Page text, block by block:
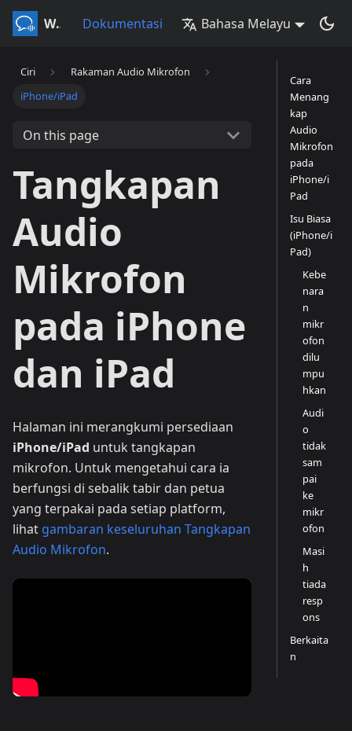
Whisperr Dokumentasi Bahasa Melayu
Ciri
Rakaman Audio Mikrofon
iPhone/iPad
On this page
Tangkapan
Audio
Mikrofon
pada iPhone
dan iPad
Halaman ini merangkumi persediaan
iPhone/iPad untuk tangkapan
mikrofon. Untuk mengetahui cara ia
berfungsi di sebalik tabir dan petua
yang terpakai pada setiap platform,
lihat gambaran keseluruhan Tangkapan
Audio Mikrofon.
Cara
Menang
kap
Audio
Mikrofon
pada
iPhone/i
Pad
Isu Biasa
(iPhone/i
Pad)
Kebe
nara
n
mikr
ofon
dilu
mpu
hkan
Audi
o
tidak
sam
pai
ke
mikr
ofon
Masi
h
tiada
resp
ons
Berkaita
n